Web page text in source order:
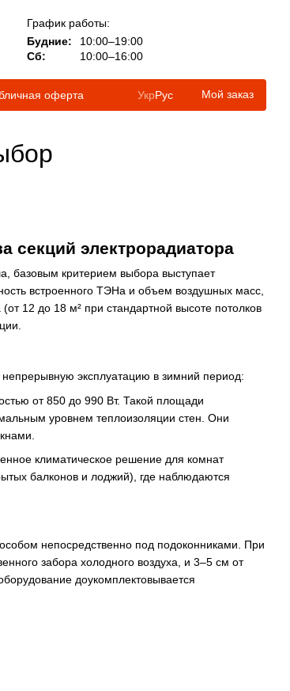
График работы:
Будние:
10:00–19:00
Сб:
10:00–16:00
оферта
УкрРус Мой заказ
секций электрорадиатора
базовым критерием выбора выступает
встроенного ТЭНа и объем воздушных масс,
12 до 18 м² при стандартной высоте потолков
эксплуатацию в зимний период:
от 850 до 990 Вт. Такой площади
уровнем теплоизоляции стен. Они
климатическое решение для комнат
балконов и лоджий), где наблюдаются
непосредственно под подоконниками. При
забора холодного воздуха, и 3–5 см от
доукомплектовывается